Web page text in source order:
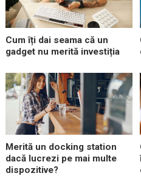
Cum îți dai seama că un
gadget nu merită investiția
Merită un docking station
dacă lucrezi pe mai multe
dispozitive?